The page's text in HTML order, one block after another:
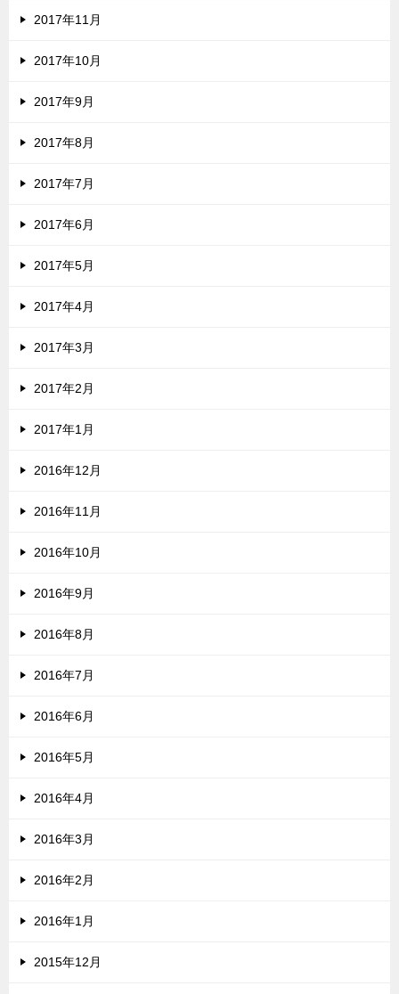
2017年11月
2017年10月
2017年9月
2017年8月
2017年7月
2017年6月
2017年5月
2017年4月
2017年3月
2017年2月
2017年1月
2016年12月
2016年11月
2016年10月
2016年9月
2016年8月
2016年7月
2016年6月
2016年5月
2016年4月
2016年3月
2016年2月
2016年1月
2015年12月